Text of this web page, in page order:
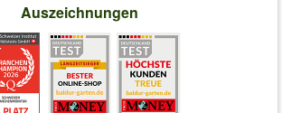
Auszeichnungen